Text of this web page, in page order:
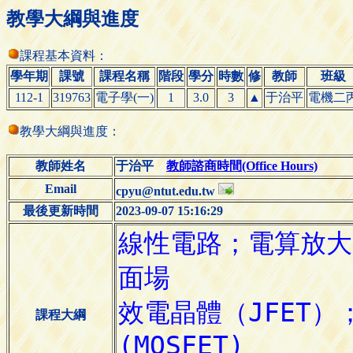
教學大綱與進度
課程基本資料：
學年期
課號 課程名稱 階段 學分 時數 修 教師
班級
112-1
319763 電子學(一) 1 3.0 3 ▲ 于治平 電機二
教學大綱與進度：
教師姓名 于治平教師諮商時間(Office Hours)
Email
cpyu@ntut.edu.tw
最後更新時間
2023-09-07 15:16:29
課程大綱